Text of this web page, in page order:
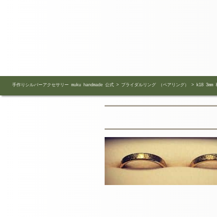
手作りシルバーアクセサリー muku handmade 公式 > ブライダルリング （ペアリング） > k18 3mm